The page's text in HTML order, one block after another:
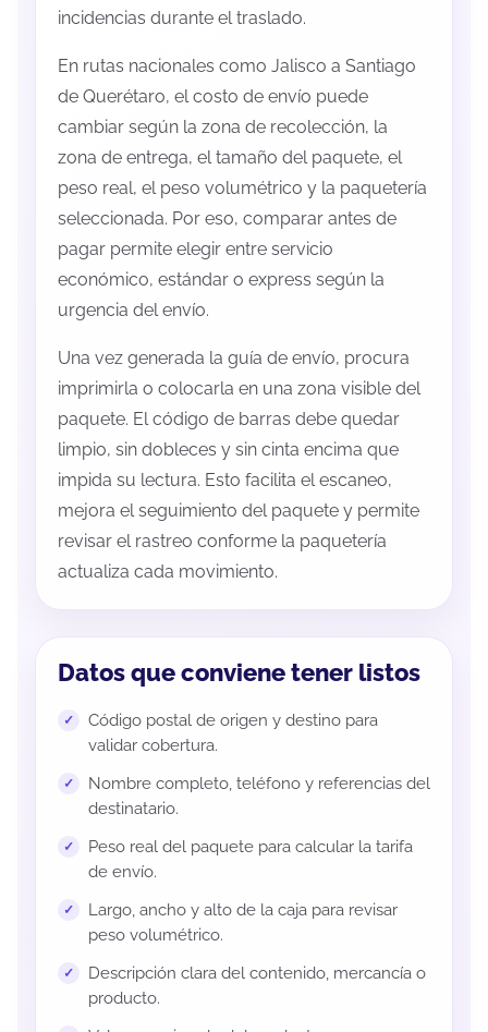
incidencias durante el traslado.
En rutas nacionales como Jalisco a Santiago
de Querétaro, el costo de envío puede
cambiar según la zona de recolección, la
zona de entrega, el tamaño del paquete, el
peso real, el peso volumétrico y la paquetería
seleccionada. Por eso, comparar antes de
pagar permite elegir entre servicio
económico, estándar o express según la
urgencia del envío.
Una vez generada la guía de envío, procura
imprimirla o colocarla en una zona visible del
paquete. El código de barras debe quedar
limpio, sin dobleces y sin cinta encima que
impida su lectura. Esto facilita el escaneo,
mejora el seguimiento del paquete y permite
revisar el rastreo conforme la paquetería
actualiza cada movimiento.
Datos que conviene tener listos
Código postal de origen y destino para
validar cobertura.
Nombre completo, teléfono y referencias del
destinatario.
Peso real del paquete para calcular la tarifa
de envío.
Largo, ancho y alto de la caja para revisar
peso volumétrico.
Descripción clara del contenido, mercancía o
producto.